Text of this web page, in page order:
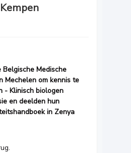
Medische
Mechelen om kennis te
- Klinisch biologen
en deelden hun
in Zenya